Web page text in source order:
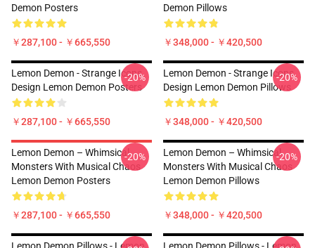
Demon Posters
￥287,100 - ￥665,550
Demon Pillows
￥348,000 - ￥420,500
Lemon Demon - Strange Icons
Design Lemon Demon Posters
￥287,100 - ￥665,550
-20%
Lemon Demon - Strange Icons
Design Lemon Demon Pillows
￥348,000 - ￥420,500
-20%
Lemon Demon – Whimsical
Monsters With Musical Chaos
Lemon Demon Posters
￥287,100 - ￥665,550
-20%
Lemon Demon – Whimsical
Monsters With Musical Chaos
Lemon Demon Pillows
￥348,000 - ￥420,500
-20%